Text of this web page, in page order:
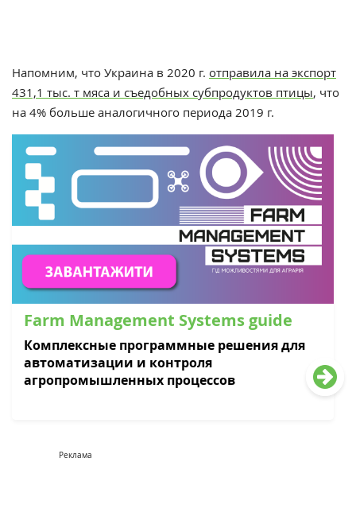
Напомним, что Украина в 2020 г. отправила на экспорт
431,1 тыс. т мяса и съедобных субпродуктов птицы, что
на 4% больше аналогичного периода 2019 г.
Farm Management Systems guide
Комплексные программные решения для
автоматизации и контроля
агропромышленных процессов
Реклама